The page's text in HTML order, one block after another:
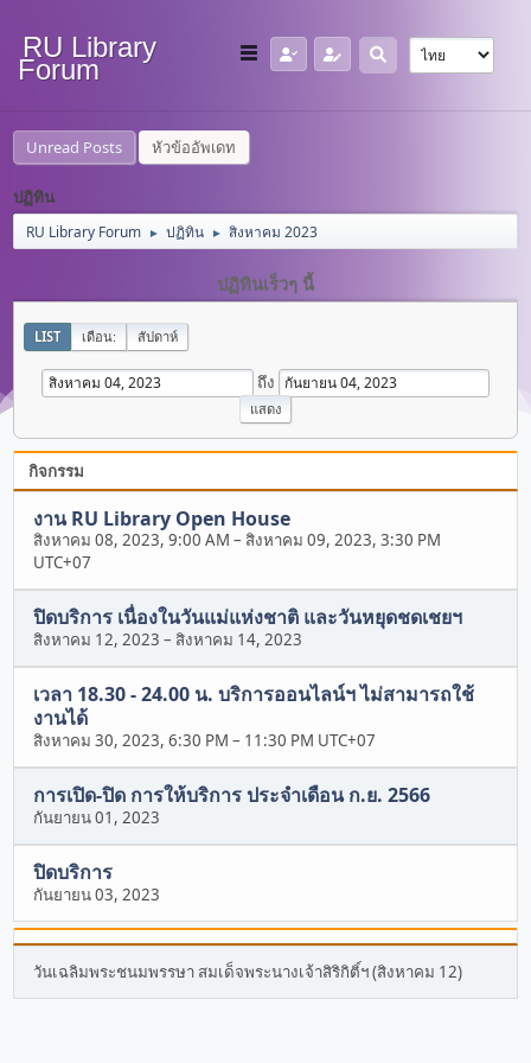
RU Library
Forum
Unread Posts หัวข้ออัพเดท
ปฏิทิน
RU Library Forum ► ปฏิทิน ► สิงหาคม 2023
ปฏิทินเร็วๆ นี้
LIST เดือน: สัปดาห์
ถึง
กิจกรรม
งาน RU Library Open House
สิงหาคม 08, 2023, 9:00 AM – สิงหาคม 09, 2023, 3:30 PM
UTC+07
ปิดบริการ เนื่องในวันแม่แห่งชาติ และวันหยุดชดเชยฯ
สิงหาคม 12, 2023 – สิงหาคม 14, 2023
เวลา 18.30 - 24.00 น. บริการออนไลน์ฯ ไม่สามารถใช้
งานได้
สิงหาคม 30, 2023, 6:30 PM – 11:30 PM UTC+07
การเปิด-ปิด การให้บริการ ประจำเดือน ก.ย. 2566
กันยายน 01, 2023
ปิดบริการ
กันยายน 03, 2023
วันเฉลิมพระชนมพรรษา สมเด็จพระนางเจ้าสิริกิติ์ฯ (สิงหาคม 12)